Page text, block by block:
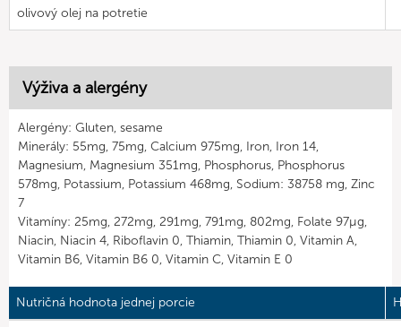
olivový olej na potretie
Výživa a alergény
Alergény: Gluten, sesame
Minerály: 55mg, 75mg, Calcium 975mg, Iron, Iron 14,
Magnesium, Magnesium 351mg, Phosphorus, Phosphorus
578mg, Potassium, Potassium 468mg, Sodium: 38758 mg, Zinc
7
Vitamíny: 25mg, 272mg, 291mg, 791mg, 802mg, Folate 97µg,
Niacin, Niacin 4, Riboflavin 0, Thiamin, Thiamin 0, Vitamin A,
Vitamin B6, Vitamin B6 0, Vitamin C, Vitamin E 0
Nutričná hodnota jednej porcie